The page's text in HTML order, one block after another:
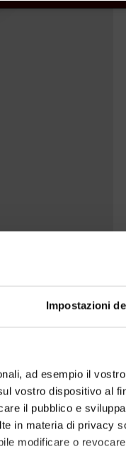
Impostazioni
ad esempio il
vostro dispositivo al
il pubblico e
in materia di privacy
modificare o